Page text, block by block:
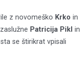
z novomeško Krko in
Patricija Pikl in
se štirikrat vpisali